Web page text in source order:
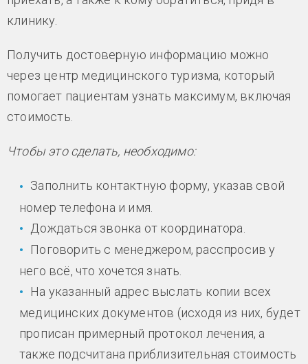
клинику.
Получить достоверную информацию можно
через центр медицинского туризма, который
помогает пациентам узнать максимум, включая
стоимость.
Чтобы это сделать, необходимо:
Заполнить контактную форму, указав свой
номер телефона и имя.
Дождаться звонка от координатора.
Поговорить с менеджером, расспросив у
него всё, что хочется знать.
На указанный адрес выслать копии всех
медицинских документов (исходя из них, будет
прописан примерный протокол лечения, а
также подсчитана приблизительная стоимость